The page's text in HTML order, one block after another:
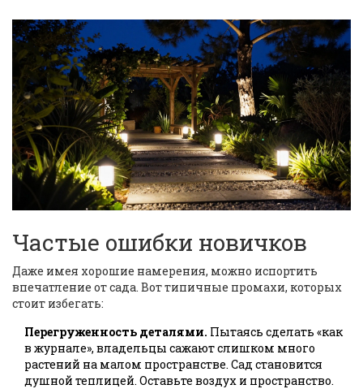
Частые ошибки новичков
Даже имея хорошие намерения, можно испортить
впечатление от сада. Вот типичные промахи, которых
стоит избегать:
Перегруженность деталями. Пытаясь сделать «как
в журнале», владельцы сажают слишком много
растений на малом пространстве. Сад становится
душной теплицей. Оставьте воздух и пространство.